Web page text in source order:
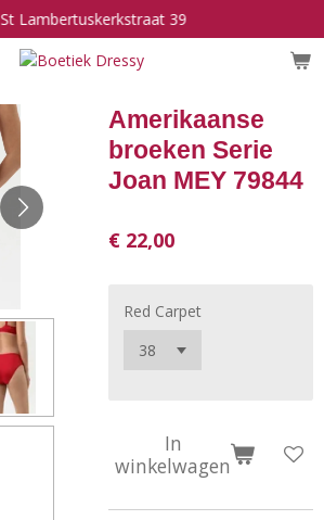
St Lambertuskerkstraat 39
Amerikaanse
broeken Serie
Joan MEY 79844
€ 22,00
Red Carpet
In
winkelwagen